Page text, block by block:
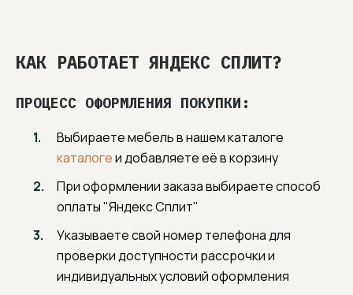
КАК РАБОТАЕТ ЯНДЕКС СПЛИТ?
ПРОЦЕСС ОФОРМЛЕНИЯ ПОКУПКИ:
Выбираете мебель в нашем каталоге
каталогеи добавляете её в корзину
При оформлении заказа выбираете способ
оплаты "Яндекс Сплит"
Указываете свой номер телефона для
проверки доступности рассрочки и
индивидуальных условий оформления